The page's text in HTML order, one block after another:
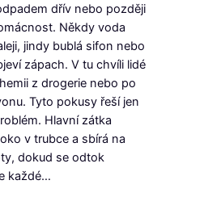
dřív nebo později
Někdy voda
jindy bublá sifon nebo
zápach. V tu chvíli lidé
z drogerie nebo po
Tyto pokusy řeší jen
Hlavní zátka
v trubce a sbírá na
dokud se odtok
každé…